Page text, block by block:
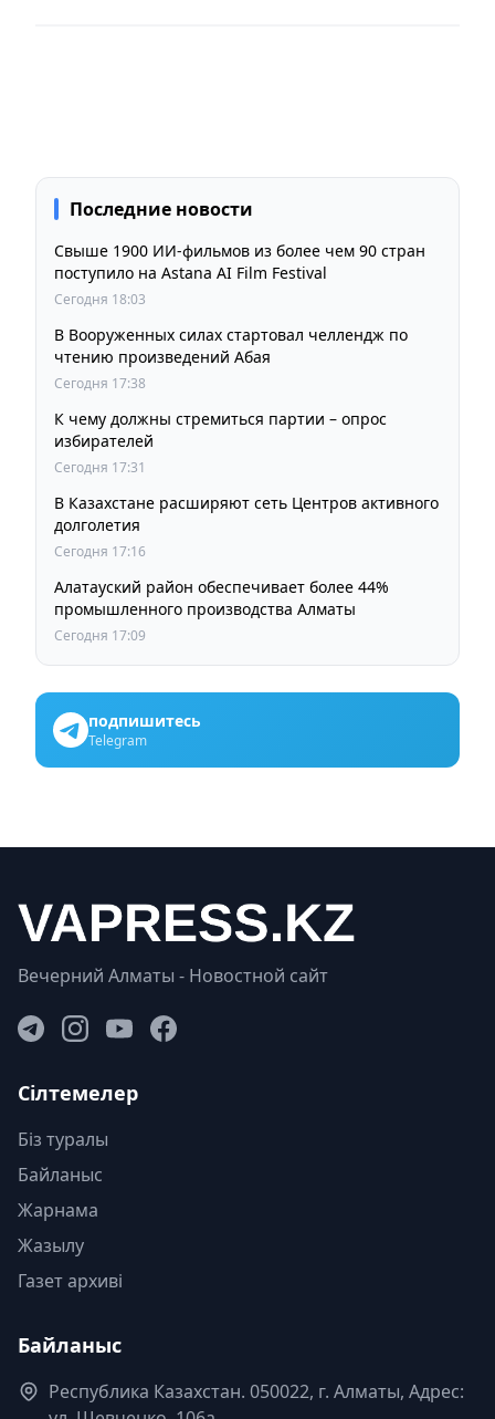
Последние новости
Свыше 1900 ИИ-фильмов из более чем 90 стран
поступило на Astana AI Film Festival
Сегодня 18:03
В Вооруженных силах стартовал челлендж по
чтению произведений Абая
Сегодня 17:38
К чему должны стремиться партии – опрос
избирателей
Сегодня 17:31
В Казахстане расширяют сеть Центров активного
долголетия
Сегодня 17:16
Алатауский район обеспечивает более 44%
промышленного производства Алматы
Сегодня 17:09
подпишитесь
Telegram
Вечерний Алматы - Новостной сайт
Сілтемелер
Біз туралы
Байланыс
Жарнама
Жазылу
Газет архиві
Байланыс
Республика Казахстан. 050022, г. Алматы, Адрес: